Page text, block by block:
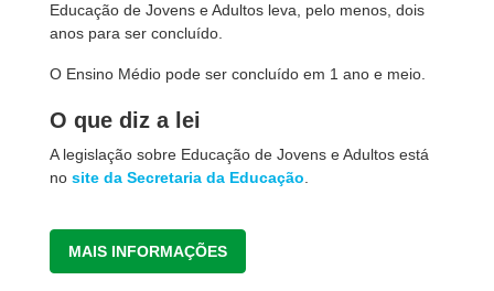
Educação de Jovens e Adultos leva, pelo menos, dois
anos para ser concluído.
O Ensino Médio pode ser concluído em 1 ano e meio.
O que diz a lei
A legislação sobre Educação de Jovens e Adultos está
no site da Secretaria da Educação
MAIS INFORMAÇÕES